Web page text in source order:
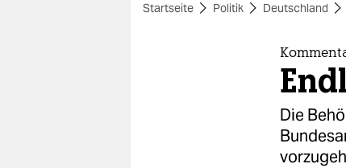
themen
Startseite Politik Deutschland
Die